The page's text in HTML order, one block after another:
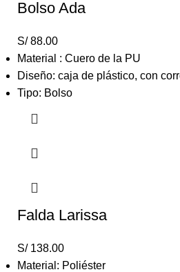
Bolso Ada
S/88.00
Material : Cuero de la PU
Diseño: caja de plástico, con
Tipo: Bolso
Falda Larissa
S/138.00
Material: Poliéster